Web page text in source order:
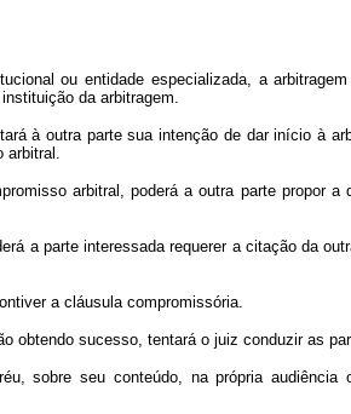
ou entidade especializada, a
da arbitragem.
à outra parte sua intenção de dar início à
arbitral, poderá a outra parte propor
a parte interessada requerer a citação da
a cláusula compromissória.
sucesso, tentará o juiz conduzir as
sobre seu conteúdo, na própria